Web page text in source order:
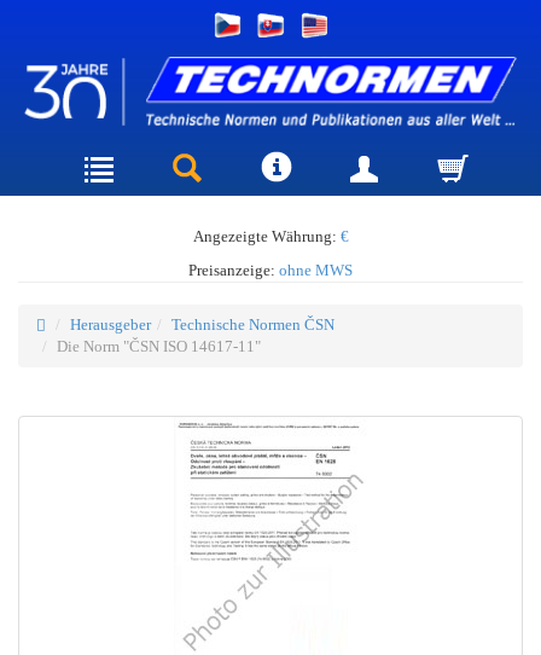
Angezeigte Währung: €
Preisanzeige: ohne MWS
Herausgeber
Technische Normen ČSN
Die Norm "ČSN ISO 14617-11"